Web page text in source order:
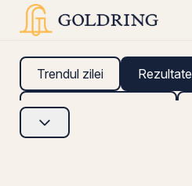
Trendul zilei Rezultate
Analize fundamentale